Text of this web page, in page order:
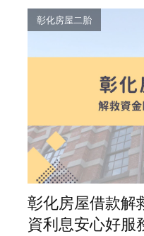
彰化房屋二胎
彰化房屋借款解
資利息安心好服